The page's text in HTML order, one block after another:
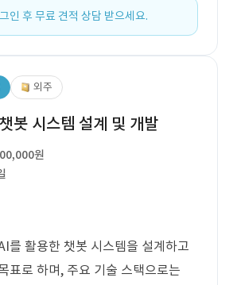
인 후 무료 견적 상담 받으세요.
외주
봇 시스템 설계 및 개발
원
를 활용한 챗봇 시스템을 설계하고
표로 하며, 주요 기술 스택으로는